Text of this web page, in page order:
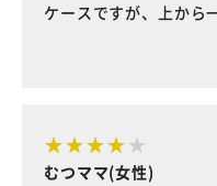
ケースですが、上から
むつママ(女性)